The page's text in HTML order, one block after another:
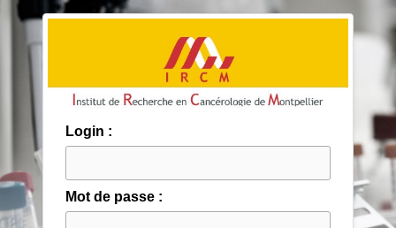
Login :
Mot de passe :